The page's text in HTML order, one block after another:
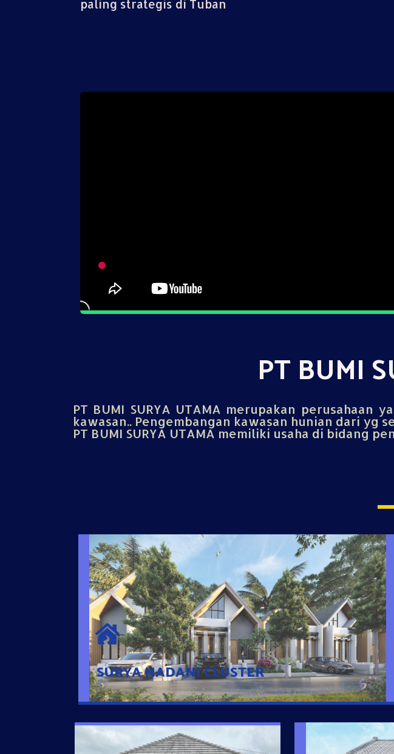
paling strategis di Tuban
PT BUMI
PT BUMI SURYA UTAMA merupakan perusahaan
kawasan.. Pengembangan kawasan hunian dari yg
PT BUMI SURYA UTAMA memiliki usaha di bidang
SURYA MADANI CLUSTER
SURYA MADANI CLUSTER
Desain Modern Minimalis dengan Konsep Rumah Pintar
Sehingga Memudahkan Penghuni mengakses rumahnya dengan
Ponsel